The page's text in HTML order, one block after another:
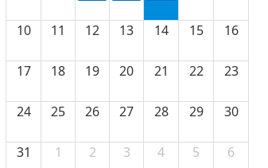
10 11 12 13 14 15 16
17 18 19 20 21 22 23
24 25 26 27 28 29 30
31 1 2 3 4 5 6